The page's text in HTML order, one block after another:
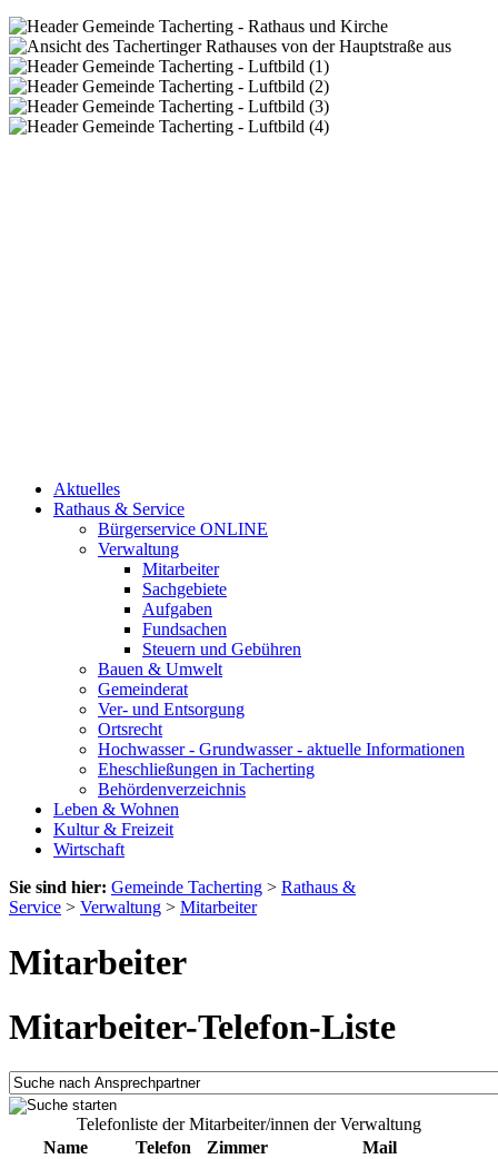
Aktuelles
Rathaus & Service
Bürgerservice ONLINE
Verwaltung
Mitarbeiter
Sachgebiete
Aufgaben
Fundsachen
Steuern und Gebühren
Bauen & Umwelt
Gemeinderat
Ver- und Entsorgung
Ortsrecht
Hochwasser - Grundwasser - aktuelle Informationen
Eheschließungen in Tacherting
Behördenverzeichnis
Leben & Wohnen
Kultur & Freizeit
Wirtschaft
Sie sind hier: Gemeinde Tacherting > Rathaus &
Service > Verwaltung > Mitarbeiter
Mitarbeiter
Mitarbeiter-Telefon-Liste
Telefonliste der Mitarbeiter/innen der Verwaltung
Name
Telefon Zimmer
Mail